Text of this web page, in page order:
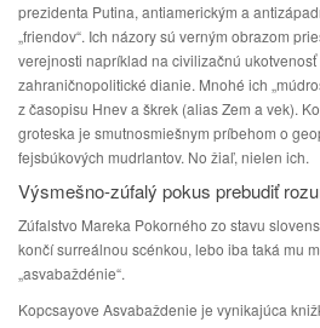
prezidenta Putina, antiamerickým a
„friendov“. Ich názory sú verným obrazom
verejnosti napríklad na civilizačnú
zahraničnopolitické dianie. Mnohé ich
z časopisu Hnev a škrek (alias Zem a vek).
groteska je smutnosmiešnym príbehom o
fejsbúkových mudrlantov. No žiaľ, nielen ich.
Výsmešno-zúfalý pokus prebudiť
Zúfalstvo Mareka Pokorného zo stavu
končí surreálnou scénkou, lebo iba taká mu
„asvabaždénie“.
Kopcsayove Asvabaždenie je vynikajúca